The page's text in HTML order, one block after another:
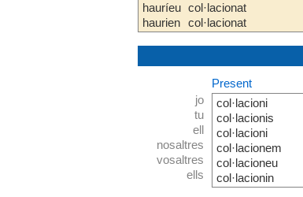
hauríeu
haurien
col·lacionat
col·lacionat
jo
tu
ell
nosaltres
vosaltres
ells
Present
col·lacioni
col·lacionis
col·lacioni
col·lacionem
col·lacioneu
col·lacionin